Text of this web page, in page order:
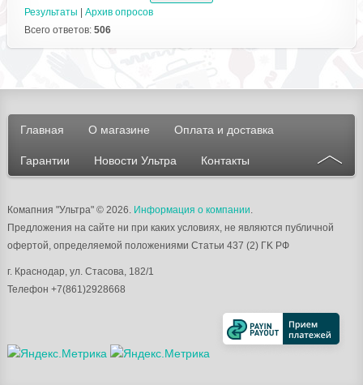
Результаты
Архив опросов
Всего ответов: 506
Главная О магазине Оплата и доставка
Гарантии Новости Ультра Контакты
Комапния "Ультра"© 2026. Информация о компании.
Предложения на сайте ни при каких условиях, не являются публичной
офертой, определяемой положениями Статьи 437 (2) ГK РФ
г. Краснодар, ул. Стасова, 182/1
Телефон +7(861)2928668